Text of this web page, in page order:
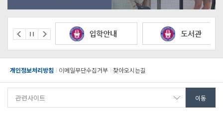
개인정보처리방침 이메일무단수집거부 찾아오시는길